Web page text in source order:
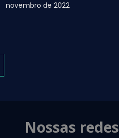
novembro de 2022
Nossas redes